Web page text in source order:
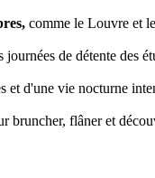
comme le Louvre et
de détente des
et d'une vie nocturne
bruncher, flâner et